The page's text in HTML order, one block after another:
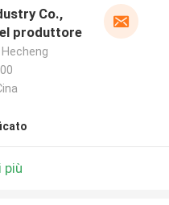
Co.,
produttore
Hecheng
più